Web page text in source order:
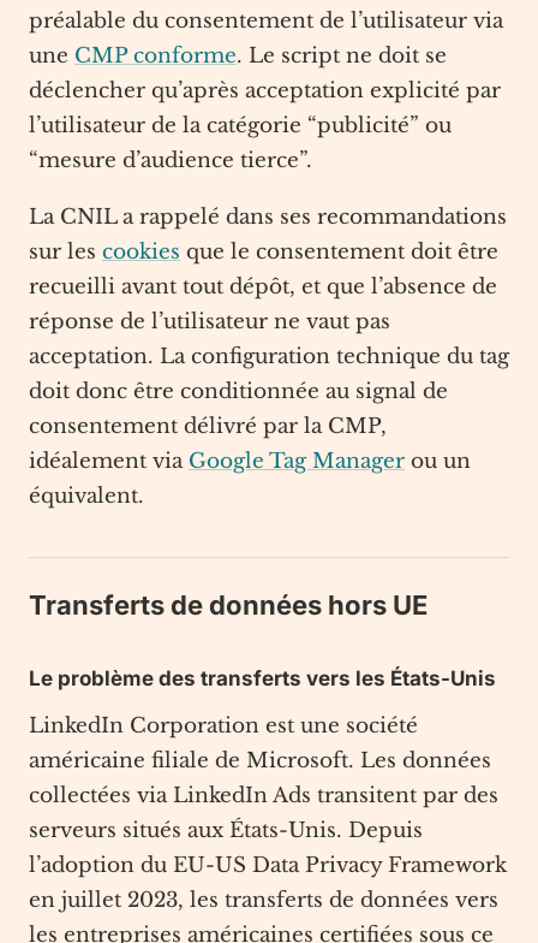
préalable du consentement de l’utilisateur via
une CMP conforme. Le script ne doit se
déclencher qu’après acceptation explicité par
l’utilisateur de la catégorie “publicité” ou
“mesure d’audience tierce”.
La CNIL a rappelé dans ses recommandations
sur les cookies que le consentement doit être
recueilli avant tout dépôt, et que l’absence de
réponse de l’utilisateur ne vaut pas
acceptation. La configuration technique du tag
doit donc être conditionnée au signal de
consentement délivré par la CMP,
idéalement via Google Tag Manager ou un
équivalent.
Transferts de données hors UE
Le problème des transferts vers les États-Unis
LinkedIn Corporation est une société
américaine filiale de Microsoft. Les données
collectées via LinkedIn Ads transitent par des
serveurs situés aux États-Unis. Depuis
l’adoption du EU-US Data Privacy Framework
en juillet 2023, les transferts de données vers
les entreprises américaines certifiées sous ce